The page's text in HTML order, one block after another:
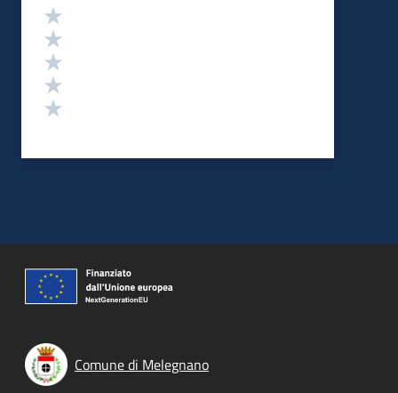
Valutazione
Comune di Melegnano